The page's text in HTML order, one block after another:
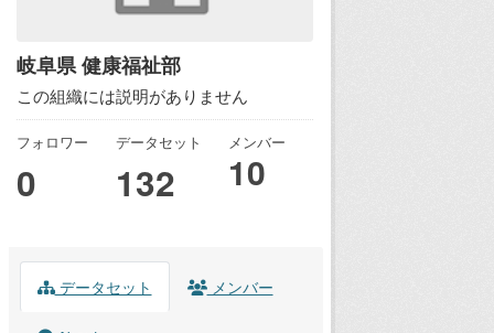
岐阜県 健康福祉部
この組織には説明がありません
フォロワー
0
データセット
132
メンバー
10
データセット メンバー